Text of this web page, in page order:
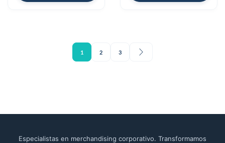
1 2 3
Especialistas en merchandising corporativo. Transformamos